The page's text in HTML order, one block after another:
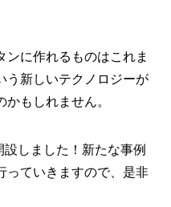
ンに作れるものはこれま
う新しいテクノロジーが
もしれません。
しました！新たな事例
っていきますので、是非